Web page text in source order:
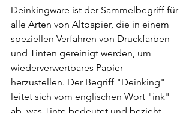
Deinkingware ist der Sammelbegriff für
alle Arten von Altpapier, die in einem
speziellen Verfahren von Druckfarben
und Tinten gereinigt werden, um
wiederverwertbares Papier
herzustellen. Der Begriff "Deinking"
leitet sich vom englischen Wort "ink"